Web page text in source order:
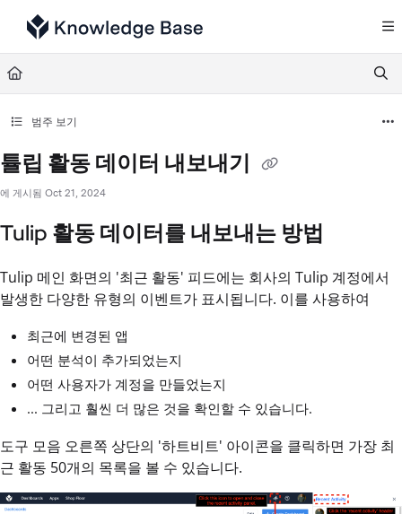
Documentation Index
Fetch the complete documentation index at:
Use this file to discover all available pages before exploring further.
범주 보기
튤립 활동 데이터 내보내기
에 게시됨 Oct 21, 2024
Tulip 활동 데이터를 내보내는 방법
Tulip 메인 화면의 '최근 활동' 피드에는 회사의 Tulip 계정에서
발생한 다양한 유형의 이벤트가 표시됩니다. 이를 사용하여
최근에 변경된 앱
어떤 분석이 추가되었는지
어떤 사용자가 계정을 만들었는지
... 그리고 훨씬 더 많은 것을 확인할 수 있습니다.
도구 모음 오른쪽 상단의 '하트비트' 아이콘을 클릭하면 가장 최
근 활동 50개의 목록을 볼 수 있습니다.